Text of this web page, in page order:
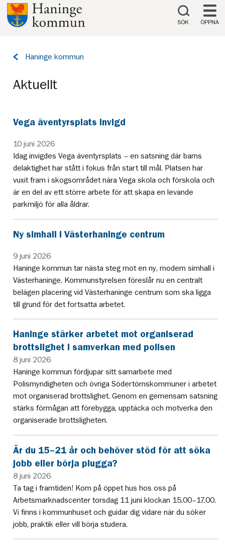
Till innehåll på sidan
SÖK ÖPPNA
Tillbaka
Haninge kommun
Aktuellt
Vega äventyrsplats invigd
10 juni 2026
Idag invigdes Vega äventyrsplats – en satsning där barns
delaktighet har stått i fokus från start till mål. Platsen har
vuxit fram i skogsområdet nära Vega skola och förskola och
är en del av ett större arbete för att skapa en levande
parkmiljö för alla åldrar.
Ny simhall i Västerhaninge centrum
9 juni 2026
Haninge kommun tar nästa steg mot en ny, modern simhall i
Västerhaninge. Kommunstyrelsen föreslår nu en centralt
belägen placering vid Västerhaninge centrum som ska ligga
till grund för det fortsatta arbetet.
Haninge stärker arbetet mot organiserad
brottslighet i samverkan med polisen
8 juni 2026
Haninge kommun fördjupar sitt samarbete med
Polismyndigheten och övriga Södertörnskommuner i arbetet
mot organiserad brottslighet. Genom en gemensam satsning
stärks förmågan att förebygga, upptäcka och motverka den
organiserade brottsligheten.
Är du 15–21 år och behöver stöd för att söka
jobb eller börja plugga?
8 juni 2026
Ta tag i framtiden! Kom på öppet hus hos oss på
Arbetsmarknadscenter torsdag 11 juni klockan 15.00–17.00.
Vi finns i kommunhuset och guidar dig vidare när du söker
jobb, praktik eller vill börja studera.